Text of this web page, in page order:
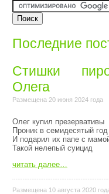
Последние
Стишки
Олега⁠⁠
Размещена 20 июня 2024 года
Олег купил презервативы
Проник в семидесятый год
И подарил их папе с
Такой нелепый суицид
читать далее…
Размещена 10 августа 2020